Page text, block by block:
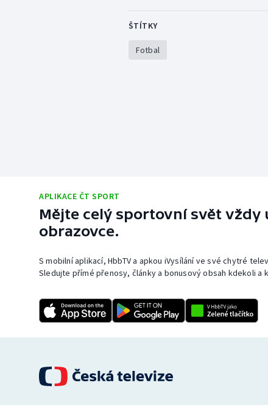
ŠTÍTKY
Fotbal
APLIKACE ČT SPORT
Mějte celý sportovní svět vždy
obrazovce.
S mobilní aplikací, HbbTV a apkou iVysílání ve své chytré
Sledujte přímé přenosy, články a bonusový obsah kdekoli a